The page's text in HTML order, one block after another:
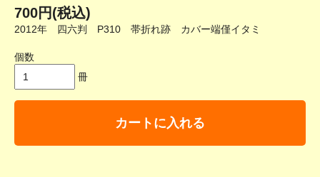
700円(税込)
2012年 四六判 P310 帯折れ跡 カバー端僅イタミ
個数
冊
カートに入れる